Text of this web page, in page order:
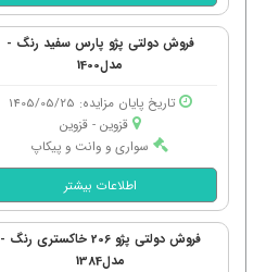
فروش دولتی پژو پارس سفید رنگ -
مدل1400
تاریخ پایان مزایده: 1405/05/25
قزوین - قزوین
سواری و وانت و پیکاپ
اطلاعات بیشتر
فروش دولتی پژو 206 خاکستری رنگ -
مدل1384